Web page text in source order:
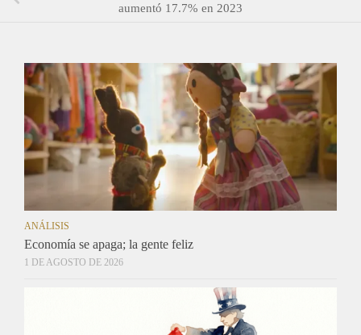
aumentó 17.7% en 2023
ANÁLISIS
Economía se apaga; la gente feliz
1 DE AGOSTO DE 2026